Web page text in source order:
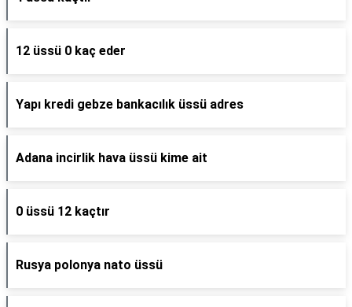
12 üssü 0 kaç eder
Yapı kredi gebze bankacılık üssü adres
Adana incirlik hava üssü kime ait
0 üssü 12 kaçtır
Rusya polonya nato üssü